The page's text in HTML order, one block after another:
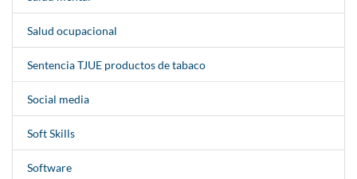
Salud ocupacional
Sentencia TJUE productos de tabaco
Social media
Soft Skills
Software